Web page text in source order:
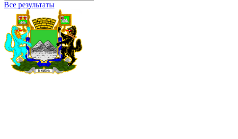
Все результаты